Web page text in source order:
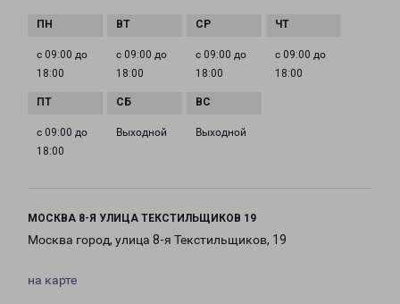
с 09:00 до
18:00
с 09:00 до
18:00
с 09:00 до
18:00
с 09:00 до
18:00
с 09:00 до
18:00
Выходной Выходной
МОСКВА 8-Я УЛИЦА ТЕКСТИЛЬЩИКОВ 19
Москва город, улица 8-я Текстильщиков, 19
на карте